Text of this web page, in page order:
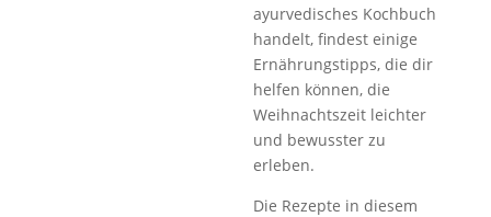
ayurvedisches Kochbuch
handelt, findest einige
Ernährungstipps, die dir
helfen können, die
Weihnachtszeit leichter
und bewusster zu
erleben.
Die Rezepte in diesem